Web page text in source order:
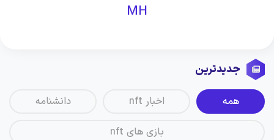
MH
جدیدترین
همه اخبار nft دانشنامه
بازی های nft